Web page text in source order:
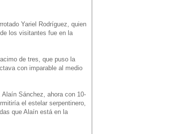
Yariel Rodríguez, quien
los visitantes fue en la
de tres, que puso la
con imparable al medio
Sánchez, ahora con 10-
el estelar serpentinero,
que Alaín está en la